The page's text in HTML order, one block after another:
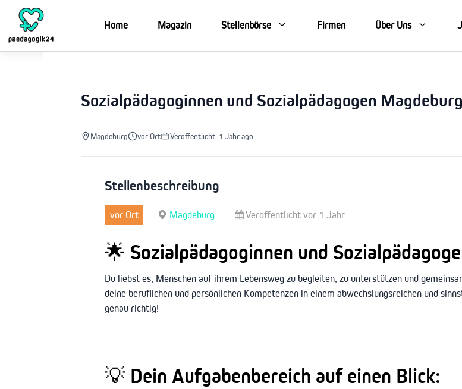
Inhalt
springen
Home Magazin Stellenbörse Firmen Über Uns
Sozialpädagoginnen und Sozialpädagogen Magdeburg
Magdeburg vor Ort Veröffentlicht: 1 Jahr ago
Stellenbeschreibung
vor Ort Magdeburg Veröffentlicht vor 1 Jahr
🌟 Sozialpädagoginnen und
Du liebst es, Menschen auf ihrem Lebensweg zu begleiten, zu unterstützen und
deine beruflichen und persönlichen Kompetenzen in einem abwechslungsreichen und
genau richtig!
💡 Dein Aufgabenbereich auf einen Blick: